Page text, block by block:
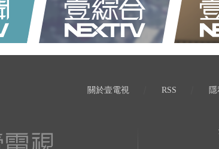
關於壹電視 RSS